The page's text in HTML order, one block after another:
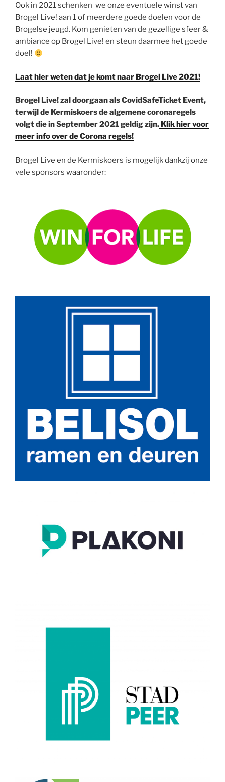
Ook in 2021 schenken we onze eventuele winst van
Brogel Live! aan 1 of meerdere goede doelen voor de
Brogelse jeugd. Kom genieten van de gezellige sfeer &
ambiance op Brogel Live! en steun daarmee het goede
doel!
Laat hier weten dat je komt naar Brogel Live 2021!
Brogel Live! zal doorgaan als CovidSafeTicket Event,
terwijl de Kermiskoers de algemene coronaregels
volgt die in September 2021 geldig zijn. Klik hier voor
meer info over de Corona regels!
Brogel Live en de Kermiskoers is mogelijk dankzij onze
vele sponsors waaronder: